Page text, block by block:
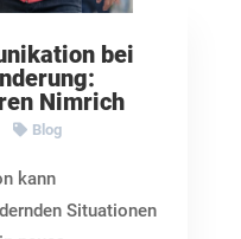
bei
Nimrich
Blog
kann
Situationen